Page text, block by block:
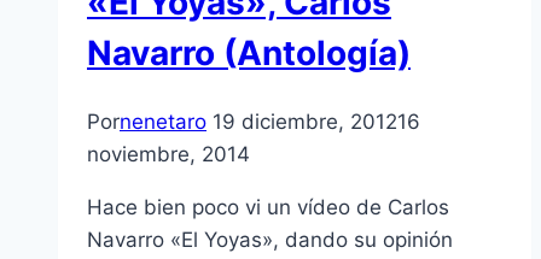
Navarro (Antologí­a)
Pornenetaro 19 diciembre, 201216
noviembre, 2014
Hace bien poco vi un ví­deo de Carlos
Navarro «El Yoyas», dando su opinión